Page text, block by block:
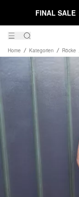
FINAL SALE
Home Kategorien Röcke